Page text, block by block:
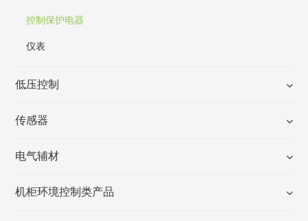
控制保护电器
仪表
低压控制
传感器
电气辅材
机柜环境控制类产品